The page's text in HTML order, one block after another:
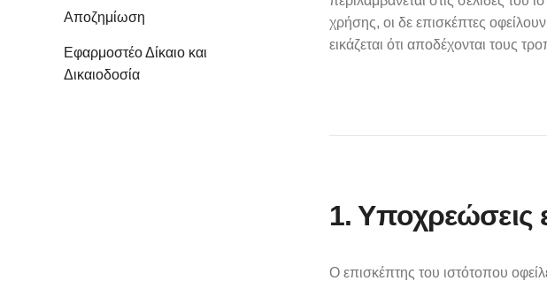
Αποζημίωση
Εφαρμοστέο Δίκαιο και
Δικαιοδοσία
χρήσης, οι δε επισκέπτες
εικάζεται ότι αποδέχονται τους
1. Υποχρεώσεις
Ο επισκέπτης του ιστότοπου